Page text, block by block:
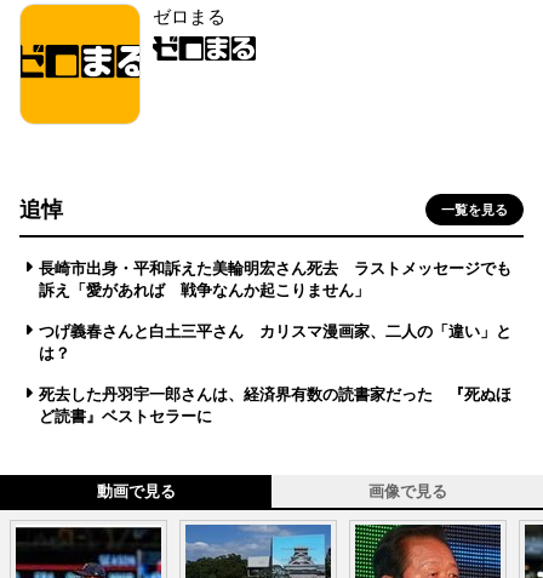
ゼロまる
追悼 一覧を見る
長崎市出身・平和訴えた美輪明宏さん死去 ラストメッセージでも
訴え「愛があれば 戦争なんか起こりません」
つげ義春さんと白土三平さん カリスマ漫画家、二人の「違い」と
は？
死去した丹羽宇一郎さんは、経済界有数の読書家だった 『死ぬほ
ど読書』ベストセラーに
動画で見る 画像で見る